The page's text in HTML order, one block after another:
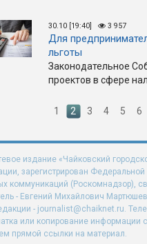
30.10 [19:40] 3 957
Для
льготы
Законодательное
проектов в сфере
1 2 3 4 5 6
издание «Чайковский
зарегистрирован
коммуникаций (Роскомнадзор),
- Евгений Михайлович
- journalist@chaiknet.ru.
или копирование информации
прямой ссылки на материал.